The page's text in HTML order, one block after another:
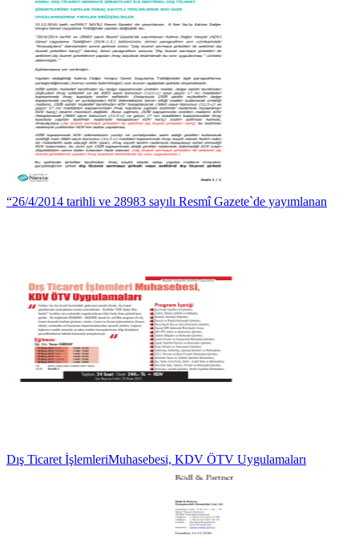
“26/4/2014 tarihli ve 28983 sayılı Resmî Gazete`de yayımlanan
Dış Ticaret İşlemleriMuhasebesi, KDV ÖTV Uygulamaları